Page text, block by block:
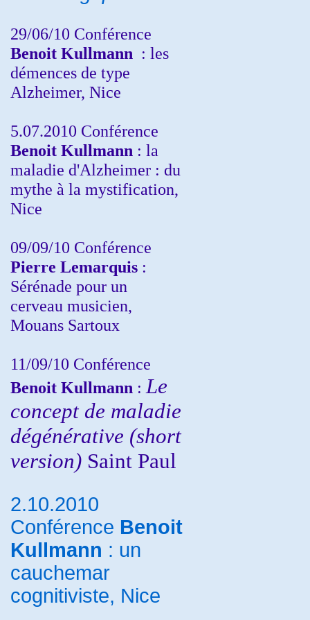
29/06/10 Conférence
Benoit Kullmann : les
démences de type
Alzheimer, Nice
5.07.2010 Conférence
Benoit Kullmann : la
maladie d'Alzheimer : du
mythe à la mystification,
Nice
09/09/10 Conférence
Pierre Lemarquis :
Sérénade pour un
cerveau musicien,
Mouans Sartoux
11/09/10 Conférence
Benoit Kullmann : Le
concept de maladie
dégénérative (short
version) Saint Paul
2.10.2010
Conférence Benoit
Kullmann : un
cauchemar
cognitiviste, Nice